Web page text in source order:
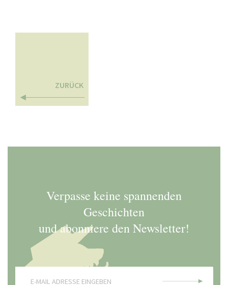
ZURÜCK
Verpasse keine spannenden
Geschichten
und abonniere den Newsletter!